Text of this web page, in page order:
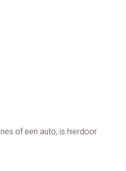
of een auto, is hierdoor